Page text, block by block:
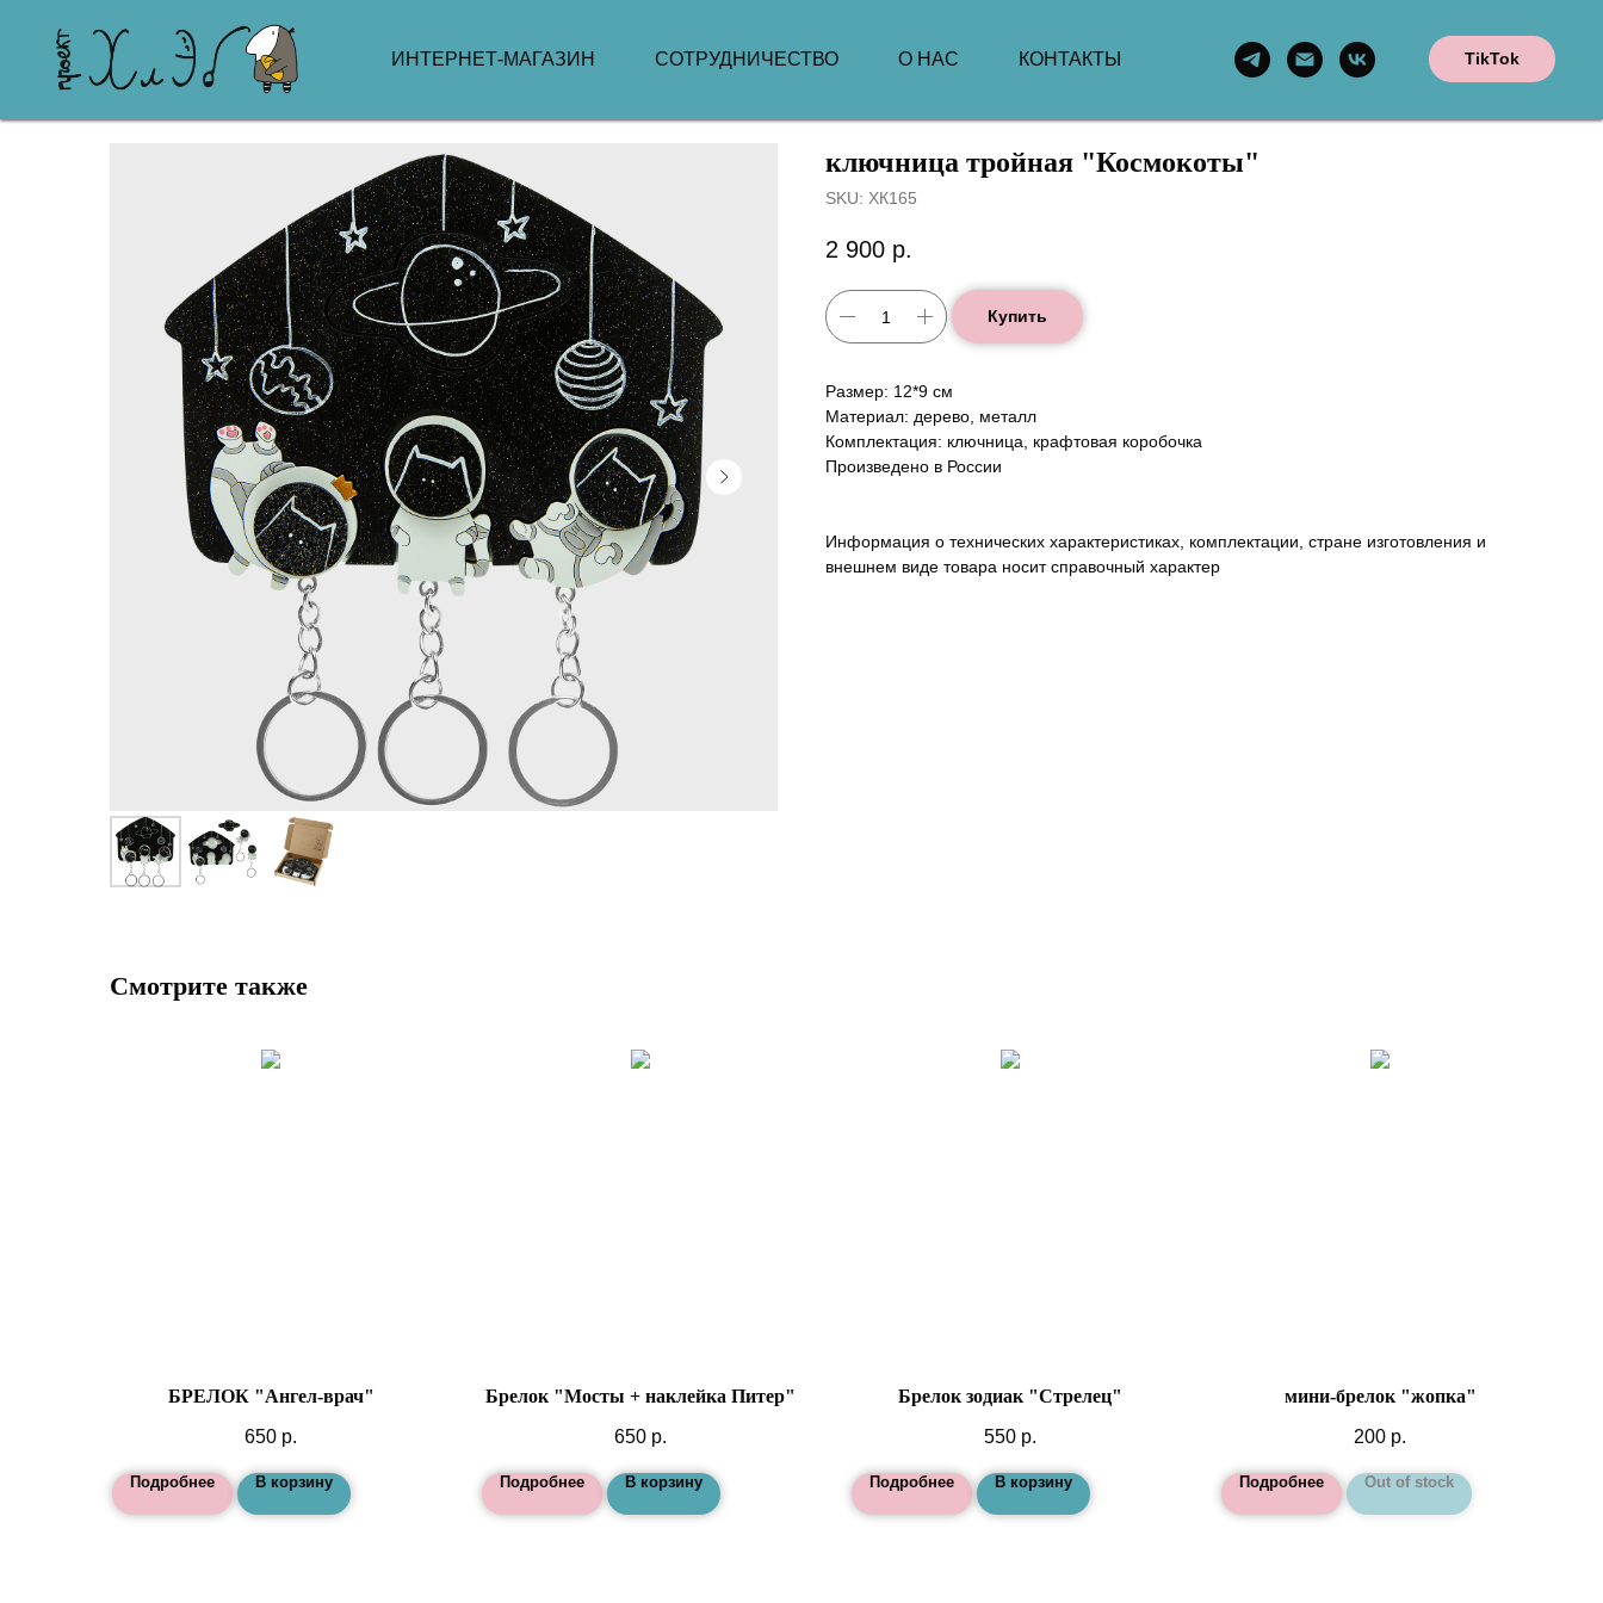
ИНТЕРНЕТ-МАГАЗИН СОТРУДНИЧЕСТВО О НАС КОНТАКТЫ TikTok
ключница тройная "Космокоты"
SKU: ХК165
2 900 р.
Купить
Размер: 12*9 см
Материал: дерево, металл
Комплектация: ключница, крафтовая коробочка
Произведено в России
Информация о технических характеристиках, комплектации, стране изготовления и
внешнем виде товара носит справочный характер
Смотрите также
БРЕЛОК "Ангел-врач"
650 р.
Подробнее В корзину
Брелок "Мосты + наклейка Питер"
650 р.
Подробнее В корзину
Брелок зодиак "Стрелец"
550 р.
Подробнее В корзину
мини-брелок "жопка"
200 р.
Подробнее Out of stock